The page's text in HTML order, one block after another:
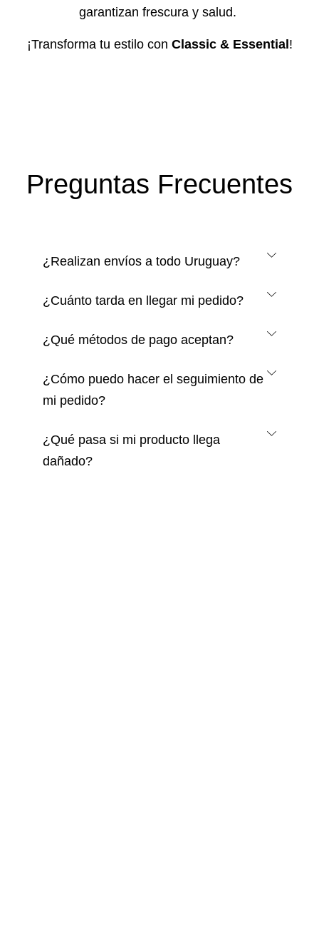
garantizan frescura y salud.
¡Transforma tu estilo con Classic & Essential !
Preguntas Frecuentes
¿Realizan envíos a todo Uruguay?
¿Cuánto tarda en llegar mi pedido?
¿Qué métodos de pago aceptan?
¿Cómo puedo hacer el seguimiento de
mi pedido?
¿Qué pasa si mi producto llega
dañado?